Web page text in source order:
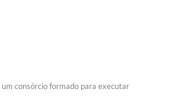
consórcio formado para executar